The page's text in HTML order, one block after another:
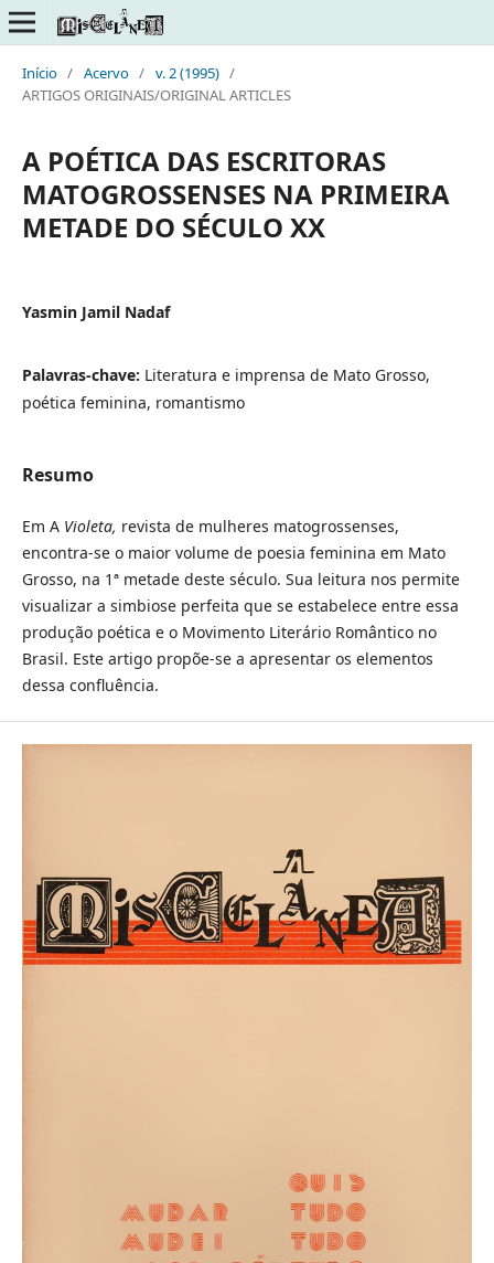
Início / Acervo / v. 2 (1995) /
ARTIGOS ORIGINAIS/ORIGINAL ARTICLES
A POÉTICA DAS ESCRITORAS
MATOGROSSENSES NA PRIMEIRA
METADE DO SÉCULO XX
Yasmin Jamil Nadaf
Palavras-chave: Literatura e imprensa de Mato Grosso,
poética feminina, romantismo
Resumo
Em A Violeta, revista de mulheres matogrossenses,
encontra-se o maior volume de poesia feminina em Mato
Grosso, na 1ª metade deste século. Sua leitura nos permite
visualizar a simbiose perfeita que se estabelece entre essa
produção poética e o Movimento Literário Romântico no
Brasil. Este artigo propõe-se a apresentar os elementos
dessa confluência.